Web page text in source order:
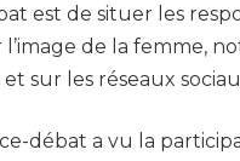
est de situer les
de la femme,
sur les réseaux
débat a vu la